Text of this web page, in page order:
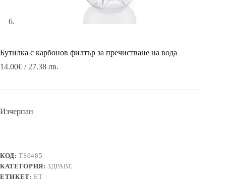
Бутилка с карбонов филтър за пречистване на вода
14.00€ / 27.38 лв.
Изчерпан
КОД:TS0485
КАТЕГОРИЯ:ЗДРАВЕ
ЕТИКЕТ:ЕТ